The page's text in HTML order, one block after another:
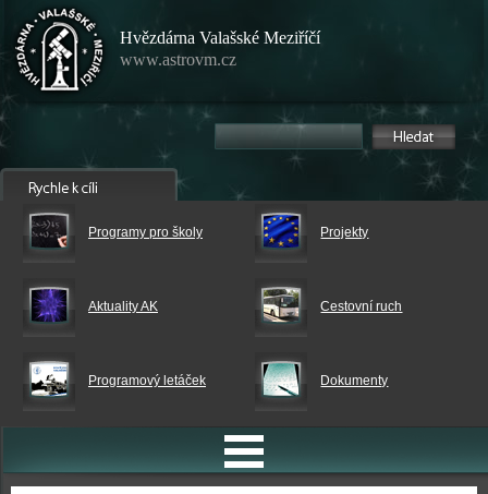
Hvězdárna Valašské Meziříčí
www.astrovm.cz
Programy pro školy Projekty
Aktuality AK Cestovní ruch
Programový letáček Dokumenty